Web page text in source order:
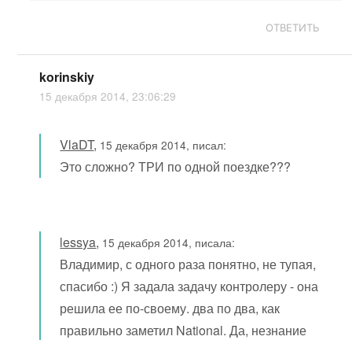
ОТВЕТИТЬ
korinskiy
15 декабря 2014, 23:06:29
VlaDT, 15 декабря 2014, писал:
Это сложно? ТРИ по одной поездке???
lessya, 15 декабря 2014, писала:
Владимир, с одного раза понятно, не тупая,
спасибо :) Я задала задачу контролеру - она
решила ее по-своему. два по два, как
правильно заметил National. Да, незнание